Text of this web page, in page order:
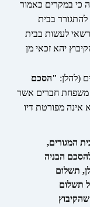
כי במקרים כאמור
להתגורר בבית
רשאי לעשות בבית
יהא זכאי מן
(להלן: "הסכם
משפחת חברים אשר
אינה מפורטת דיו
המגורים,
הבניה
תשלום
תשלום